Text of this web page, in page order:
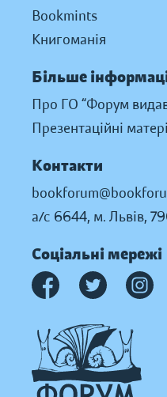
Bookmints
Книгоманія
Більше
Про ГО “Форум
Презентаційні
Контакти
а/с 6644, м. Львів,
Соціальні мережі